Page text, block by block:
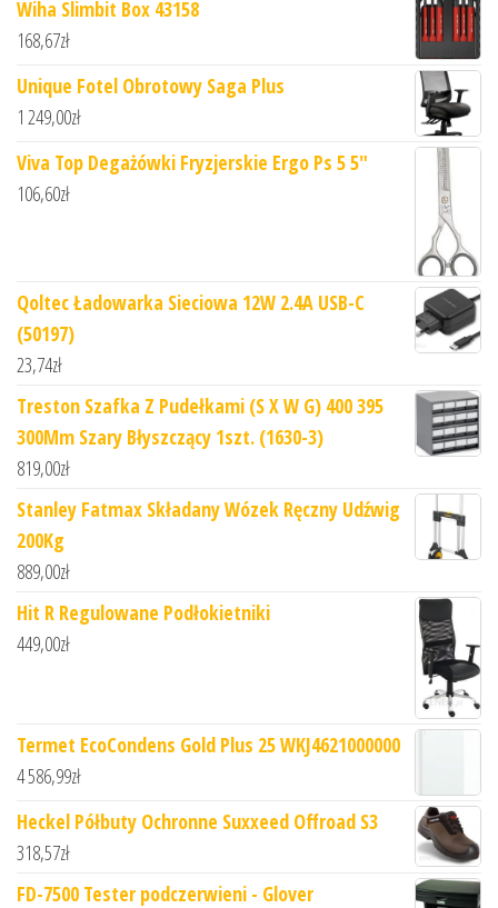
Wiha Slimbit Box 43158
168,67zł
Unique Fotel Obrotowy Saga Plus
1 249,00zł
Viva Top Degażówki Fryzjerskie Ergo Ps 5 5"
106,60zł
Qoltec Ładowarka Sieciowa 12W 2.4A USB-C
(50197)
23,74zł
Treston Szafka Z Pudełkami (S X W G) 400 395
300Mm Szary Błyszczący 1szt. (1630-3)
819,00zł
Stanley Fatmax Składany Wózek Ręczny Udźwig
200Kg
889,00zł
Hit R Regulowane Podłokietniki
449,00zł
Termet EcoCondens Gold Plus 25 WKJ4621000000
4 586,99zł
Heckel Półbuty Ochronne Suxxeed Offroad S3
318,57zł
FD-7500 Tester podczerwieni - Glover